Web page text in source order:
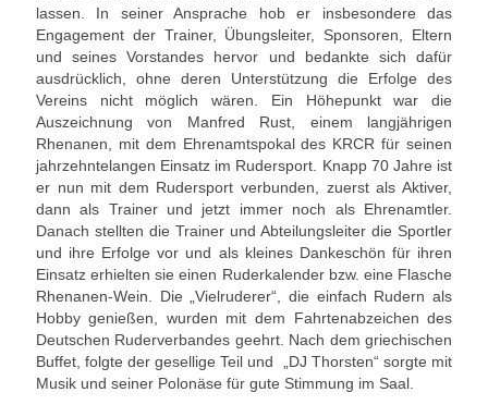
Masters Rudern
Drachenboot
Jugendrudern
Allgemeiner Ruderbetrieb/ Wanderrudern
Fitness/Gymnastik/Seniorensport
Herzsport
Volleyball
Unser Bootshaus
Bootshaus Galerie
lassen. In seiner Ansprache hob er insbesondere das
Engagement der Trainer, Übungsleiter, Sponsoren, Eltern
und seines Vorstandes hervor und bedankte sich dafür
ausdrücklich, ohne deren Unterstützung die Erfolge des
Vereins nicht möglich wären. Ein Höhepunkt war die
Auszeichnung von Manfred Rust, einem langjährigen
Rhenanen, mit dem Ehrenamtspokal des KRCR für seinen
jahrzehntelangen Einsatz im Rudersport. Knapp 70 Jahre ist
er nun mit dem Rudersport verbunden, zuerst als Aktiver,
dann als Trainer und jetzt immer noch als Ehrenamtler.
Danach stellten die Trainer und Abteilungsleiter die Sportler
und ihre Erfolge vor und als kleines Dankeschön für ihren
Einsatz erhielten sie einen Ruderkalender bzw. eine Flasche
Rhenanen-Wein. Die „Vielruderer“, die einfach Rudern als
Hobby genießen, wurden mit dem Fahrtenabzeichen des
Deutschen Ruderverbandes geehrt. Nach dem griechischen
Buffet, folgte der gesellige Teil und „DJ Thorsten“ sorgte mit
Musik und seiner Polonäse für gute Stimmung im Saal.